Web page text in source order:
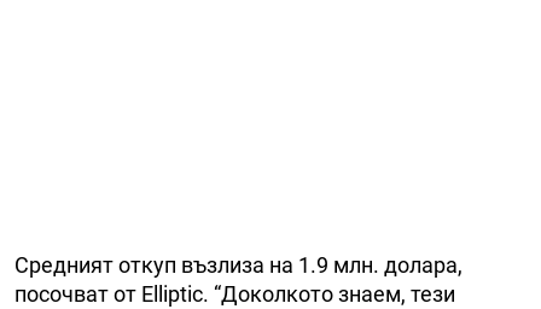
Средният откуп възлиза на 1.9 млн. долара,
посочват от Elliptic. “Доколкото знаем, тези